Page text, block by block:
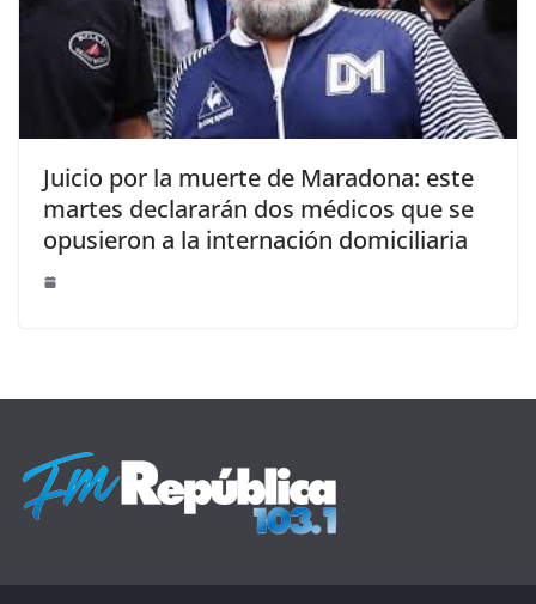
Juicio por la muerte de Maradona: este
martes declararán dos médicos que se
opusieron a la internación domiciliaria